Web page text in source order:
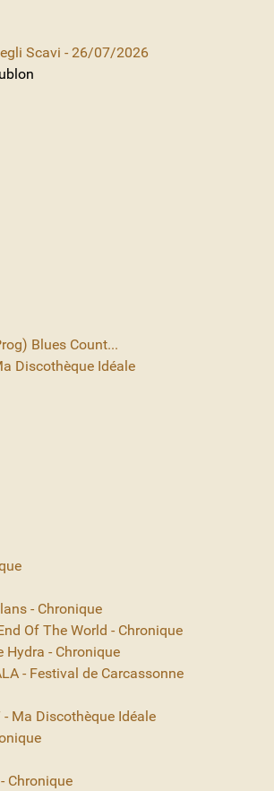
Scavi - 26/07/2026
Blues Count...
Discothèque Idéale
- Chronique
Of The World - Chronique
Hydra - Chronique
- Festival de Carcassonne
- Ma Discothèque Idéale
Chronique